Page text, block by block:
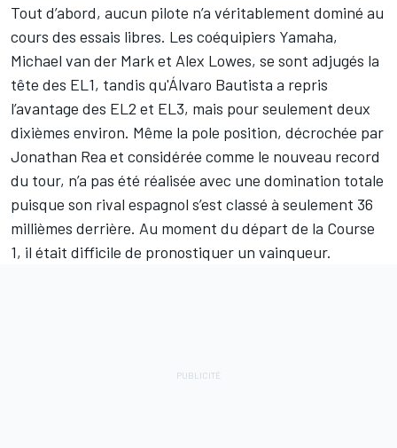
Tout d’abord, aucun pilote n’a véritablement dominé au
cours des essais libres. Les coéquipiers Yamaha,
Michael van der Market Alex Lowes, se sont adjugés la
tête des EL1, tandis qu'Álvaro Bautista a repris
l’avantage des EL2 et EL3, mais pour seulement deux
dixièmes environ. Même la pole position, décrochée par
Jonathan Rea et considérée comme le nouveau record
du tour, n’a pas été réalisée avec une domination totale
puisque son rival espagnol s’est classé à seulement 36
millièmes derrière. Au moment du départ de la Course
1, il était difficile de pronostiquer un vainqueur.